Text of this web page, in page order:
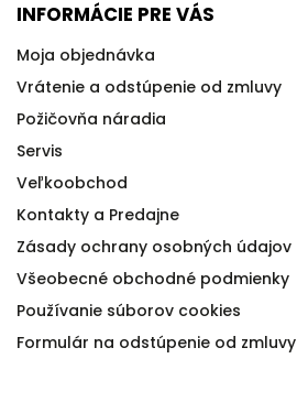
INFORMÁCIE PRE VÁS
Moja objednávka
Vrátenie a odstúpenie od zmluvy
Požičovňa náradia
Servis
Veľkoobchod
Kontakty a Predajne
Zásady ochrany osobných údajov
Všeobecné obchodné podmienky
Používanie súborov cookies
Formulár na odstúpenie od zmluvy